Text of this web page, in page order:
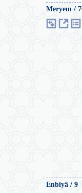
Meryem /
Enbiyâ / 9